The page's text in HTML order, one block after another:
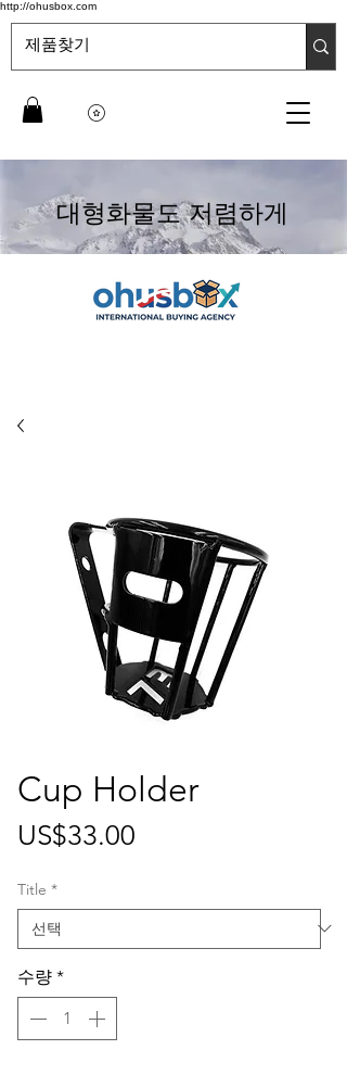
http://ohusbox.com
대형화물도 저렴하게
Cup Holder
US$33.00
Title *
수량 *